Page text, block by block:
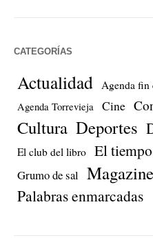
CATEGORÍAS
Actualidad Agenda fin
Agenda Torrevieja Cine
Cultura Deportes
El club del libro El tiempo
Grumo de sal Magazine
Palabras enmarcadas